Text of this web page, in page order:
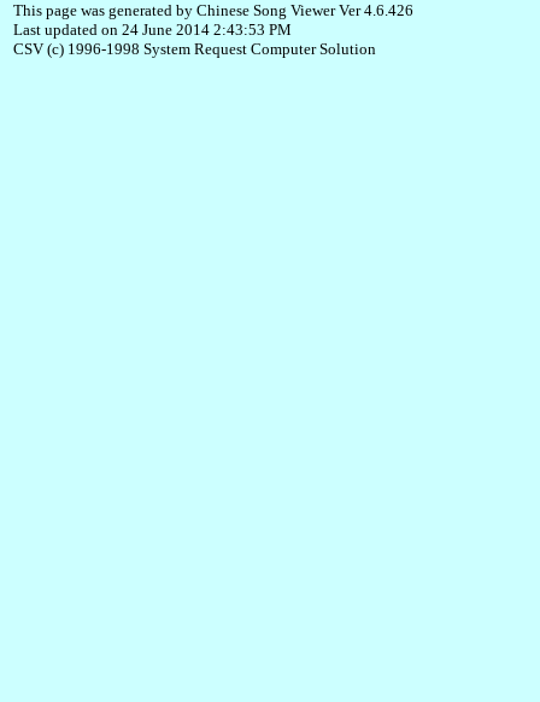
This page was generated by Chinese Song Viewer Ver 4.6.426
Last updated on 24 June 2014 2:43:53 PM
CSV (c) 1996-1998 System Request Computer Solution